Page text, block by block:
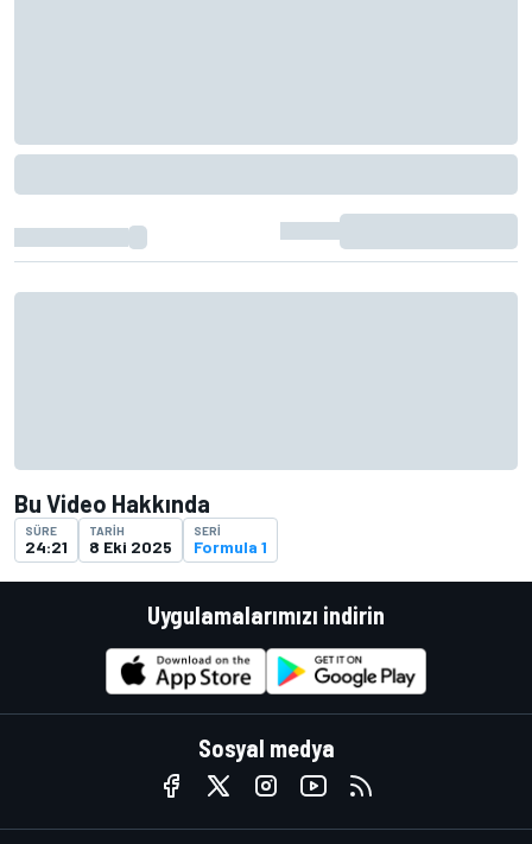
Bu Video Hakkında
SÜRE
24:21
TARIH
8 Eki 2025
SERI
Formula 1
Uygulamalarımızı indirin
Sosyal medya